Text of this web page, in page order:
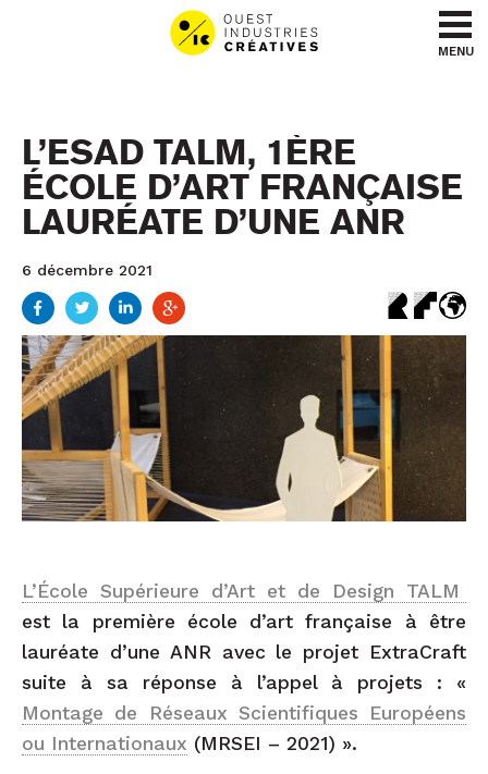
Aller au menu
Aller au contenu
MENU
L’ESAD TALM, 1ÈRE
ÉCOLE D’ART FRANÇAISE
LAURÉATE D’UNE ANR
6 décembre 2021
L’École Supérieure d’Art et de Design TALM
est la première école d’art française à être
lauréate d’une ANR avec le projet ExtraCraft
suite à sa réponse à l’appel à projets : «
Montage de Réseaux Scientifiques Européens
ou Internationaux (MRSEI – 2021) ».